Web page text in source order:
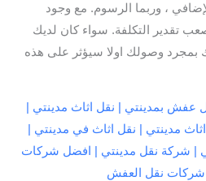
، وربما الرسوم. مع وجود
تقدير التكلفة. سواء كان لديك
بمجرد وصولك اولا سيؤثر على هذه
عفش بمدينتي | نقل اثاث مدينتي |
مدينتي | نقل اثاث في مدينتي |
| شركة نقل مدينتي | افضل شركات
شركات نقل العفش